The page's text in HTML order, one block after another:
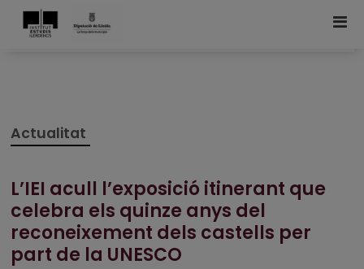
Actualitat
L’IEI acull l’exposició itinerant que
celebra els quinze anys del
reconeixement dels castells per
part de la UNESCO